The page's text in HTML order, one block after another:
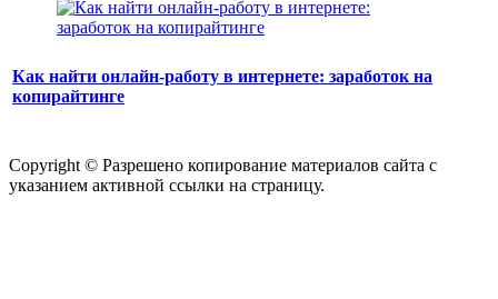
Как найти онлайн-работу в интернете: заработок на
копирайтинге
Copyright © Разрешено копирование материалов сайта с
указанием активной ссылки на страницу.